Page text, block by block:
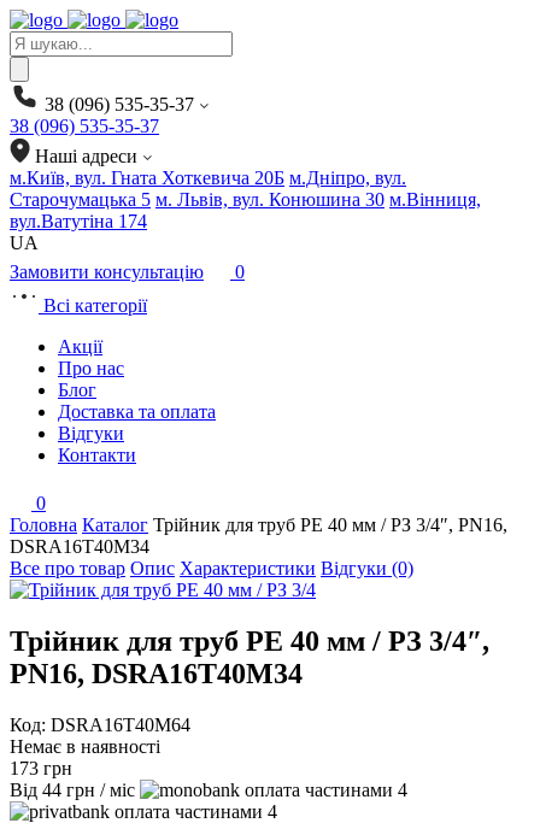
Products
search
38 (096) 535-35-37
38 (096) 535-35-37
Наші адреси
м.Київ, вул. Гната Хоткевича 20Б м.Дніпро, вул.
Старочумацька 5 м. Львів, вул. Конюшина 30 м.Вінниця,
вул.Ватутіна 174
UA
Замовити консультацію
0
Всі категорії
Акції
Про нас
Блог
Доставка та оплата
Відгуки
Контакти
0
Головна Каталог Трійник для труб PE 40 мм / РЗ 3/4″, PN16,
DSRA16T40M34
Все про товар Опис Характеристики Відгуки (0)
Трійник для труб PE 40 мм / РЗ 3/4″,
PN16, DSRA16T40M34
Код: DSRA16T40M64
Немає в наявності
173 грн
Від 44 грн / міс
4
4